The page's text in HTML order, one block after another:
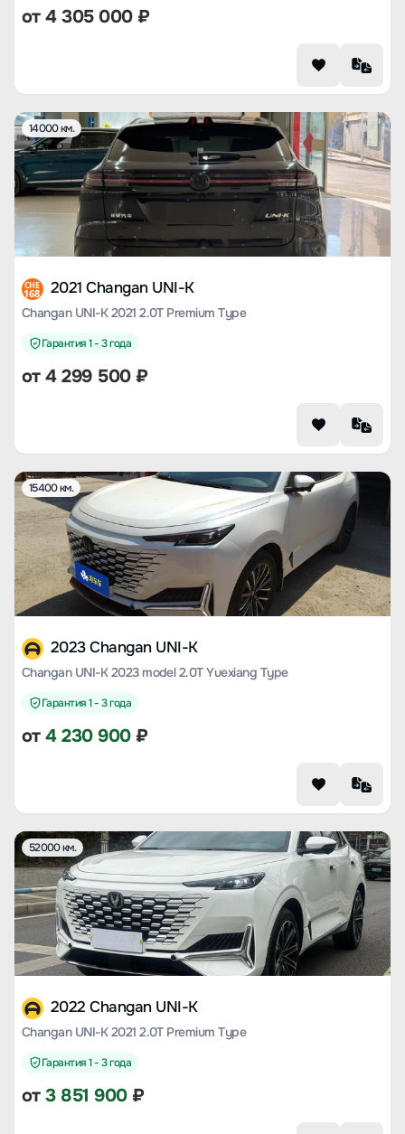
от4 305 000₽
14000 км.
CHE
168 2021 Changan UNI-K
Changan UNI-K 2021 2.0T Premium Type
Гарантия 1 - 3 года
от4 299 500₽
15400 км.
2023 Changan UNI-K
Changan UNI-K 2023 model 2.0T Yuexiang Type
Гарантия 1 - 3 года
от4 230 900₽
52000 км.
2022 Changan UNI-K
Changan UNI-K 2021 2.0T Premium Type
Гарантия 1 - 3 года
от3 851 900₽